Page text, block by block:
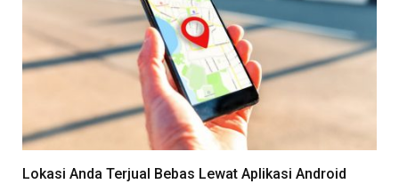
Lokasi Anda Terjual Bebas Lewat Aplikasi Android